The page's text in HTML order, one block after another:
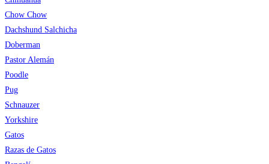
Chow Chow
Dachshund Salchicha
Doberman
Pastor Alemán
Poodle
Pug
Schnauzer
Yorkshire
Gatos
Razas de Gatos